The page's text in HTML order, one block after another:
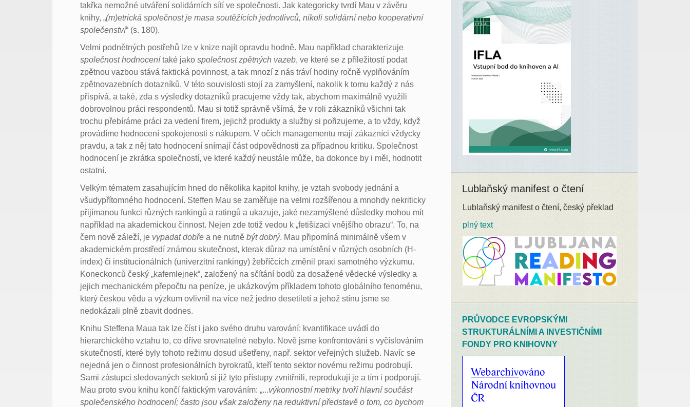
takřka nemožné utváření solidárních sítí ve společnosti. Jak kategoricky tvrdí Mau v závěru
knihy, „(m)etrická společnost je masa soutěžících jednotlivců, nikoli solidární nebo kooperativní
společenství“ (s. 180).
Velmi podnětných postřehů lze v knize najít opravdu hodně. Mau například charakterizuje
společnost hodnocenítaké jakospolečnost zpětných vazeb, ve které se z příležitostí podat
zpětnou vazbou stává faktická povinnost, a tak mnozí z nás tráví hodiny ročně vyplňováním
zpětnovazebních dotazníků. V této souvislosti stojí za zamyšlení, nakolik k tomu každý z nás
přispívá, a také, zda s výsledky dotazníků pracujeme vždy tak, abychom maximálně využili
dobrovolnou práci respondentů. Mau si totiž správně všímá, že v roli zákazníků všichni tak
trochu přebíráme práci za vedení firem, jejichž produkty a služby si pořizujeme, a to vždy, když
provádíme hodnocení spokojenosti s nákupem. V očích managementu mají zákazníci vždycky
pravdu, a tak z něj tato hodnocení snímají část odpovědnosti za případnou kritiku. Společnost
hodnocení je zkrátka společností, ve které každý neustále může, ba dokonce by i měl, hodnotit
ostatní.
Velkým tématem zasahujícím hned do několika kapitol knihy, je vztah svobody jednání a
všudypřítomného hodnocení. Steffen Mau se zaměřuje na velmi rozšířenou a mnohdy nekriticky
přijímanou funkci různých rankingů a ratingů a ukazuje, jaké nezamýšlené důsledky mohou mít
například na akademickou činnost. Nejen zde totiž vedou k „fetišizaci vnějšího obrazu“. To, na
čem nově záleží, je vypadat dobře a ne nutněbýt dobrý. Mau připomíná minimálně všem v
akademickém prostředí známou skutečnost, kterak důraz na umístění v různých osobních (H-
index) či institucionálních (univerzitní rankingy) žebříčcích změnil praxi samotného výzkumu.
Koneckonců český „kafemlejnek“, založený na sčítání bodů za dosažené vědecké výsledky a
jejich mechanickém přepočtu na peníze, je ukázkovým příkladem tohoto globálního fenoménu,
který českou vědu a výzkum ovlivnil na více než jedno desetiletí a jehož stínu jsme se
nedokázali plně zbavit dodnes.
Knihu Steffena Maua tak lze číst i jako svého druhu varování: kvantifikace uvádí do
hierarchického vztahu to, co dříve srovnatelné nebylo. Nově jsme konfrontováni s vyčíslováním
skutečností, které byly tohoto režimu dosud ušetřeny, např. sektor veřejných služeb. Navíc se
nejedná jen o činnost profesionálních byrokratů, kteří tento sektor novému režimu podrobují.
Sami zástupci sledovaných sektorů si již tyto přístupy zvnitřnili, reprodukují je a tím i podporují.
Mau proto svou knihu končí faktickým varováním: „...výkonnostní metriky tvoří hlavní součást
společenského hodnocení; často jsou však založeny na reduktivní představě o tom, co bychom
Lublaňský manifest o čtení
Lublaňský manifest o čtení, český překlad
plný text
PRŮVODCE EVROPSKÝMI
STRUKTURÁLNÍMI A INVESTIČNÍMI
FONDY PRO KNIHOVNY